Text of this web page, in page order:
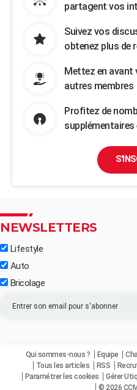
partagent vos
Suivez vos
obtenez plus de
Mettez en avant
autres membres
Profitez de
NEWSLETTERS
Lifestyle
Auto
Bricolage
Qui sommes-nous ? Equipe
Tous les articles
RSS
Paramétrer les cookies
Gérer Utiq
© 2026